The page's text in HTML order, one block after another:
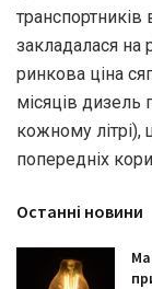
транспортників
закладалася на
ринкова ціна
місяців
кожному
попередніх
Останні новини